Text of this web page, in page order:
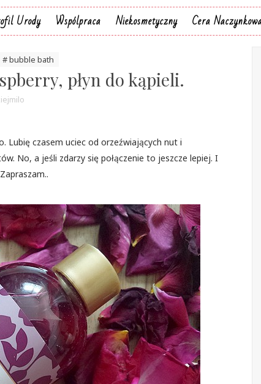
Urody Wspólpraca Niekosmetyczny Cera
# bubble bath
płyn do kąpieli.
Lubię czasem uciec od orzeźwiających nut i
No, a jeśli zdarzy się połączenie to jeszcze lepiej. I